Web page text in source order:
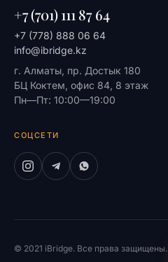
+7 (701) 111 87 64
+7 (778) 888 06 64
info@ibridge.kz
г. Алматы, пр. Достык 180
БЦ Коктем, офис 84, 8 этаж
Пн—Пт: 10:00—19:00
СОЦСЕТИ
© 2021 iBridge. Все права защищены.